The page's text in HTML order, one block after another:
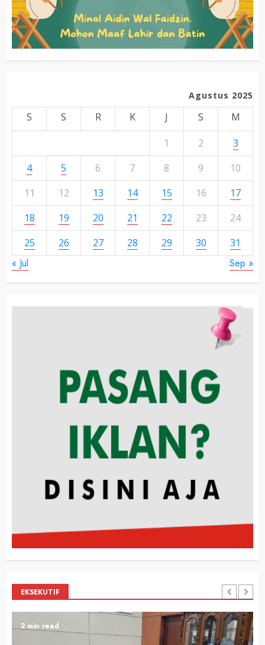
Agustus 2025
S S R K J S
M
1
2
3
4
5 6 7 8 9
10
11
12 13 14 15 16
17
18
19 20 21 22 23
24
25
26 27 28 29 30 31
« Jul Sep »
EKSEKUTIF
2 min read